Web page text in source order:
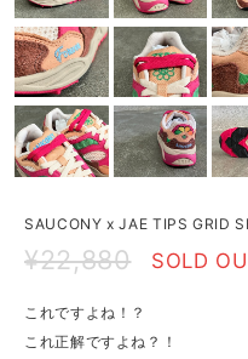
SAUCONY x JAE TIPS GRID
¥22,880 SOLD
これですよね！？
これ正解ですよね？！